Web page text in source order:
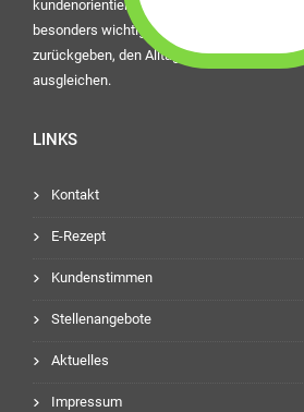
kundenorientierte Dienstleistung und die
besonders wichtig. Bei uns finden Sie
zurückgeben, den Alltag erleichtern oder
ausgleichen.
LINKS
Kontakt
E-Rezept
Kundenstimmen
Stellenangebote
Aktuelles
Impressum